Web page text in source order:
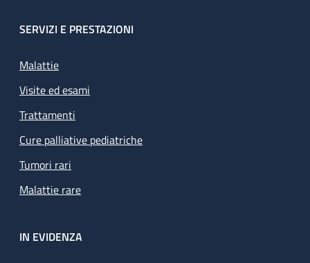
SERVIZI E PRESTAZIONI
Malattie
Visite ed esami
Trattamenti
Cure palliative pediatriche
Tumori rari
Malattie rare
IN EVIDENZA